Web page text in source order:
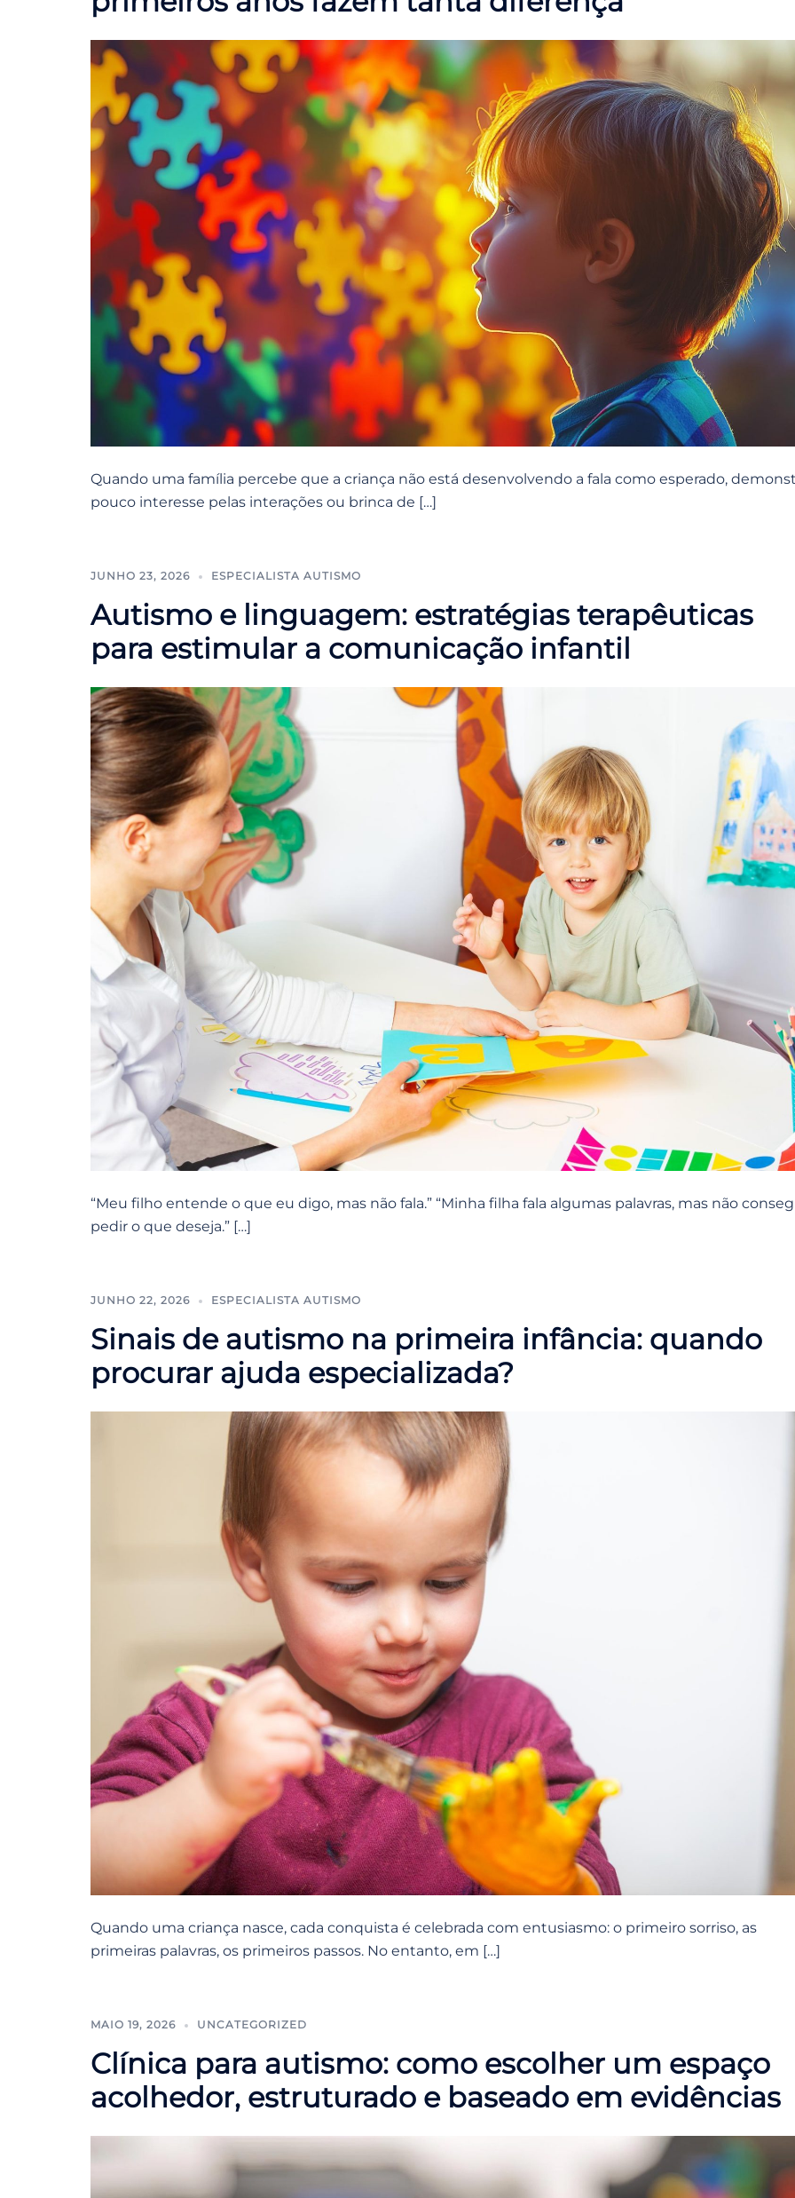
Quando uma família percebe que a criança não está desenvolvendo a fala como esperado,
pouco interesse pelas interações ou brinca de […]
JUNHO 23, 2026 ESPECIALISTA AUTISMO
Autismo e linguagem: estratégias terapêuticas
para estimular a comunicação infantil
“Meu filho entende o que eu digo, mas não fala.” “Minha filha fala algumas palavras, mas não
pedir o que deseja.” […]
JUNHO 22, 2026 ESPECIALISTA AUTISMO
Sinais de autismo na primeira infância: quando
procurar ajuda especializada?
Quando uma criança nasce, cada conquista é celebrada com entusiasmo: o primeiro sorriso, as
primeiras palavras, os primeiros passos. No entanto, em […]
MAIO 19, 2026 UNCATEGORIZED
Clínica para autismo: como escolher um espaço
acolhedor, estruturado e baseado em evidências